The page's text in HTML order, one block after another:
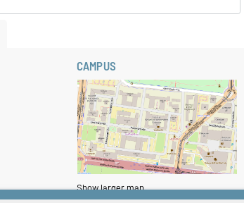
CAMPUS
Show larger map